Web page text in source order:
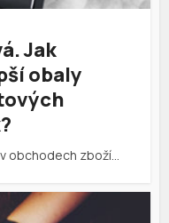
Jak
obaly
obchodech zboží…